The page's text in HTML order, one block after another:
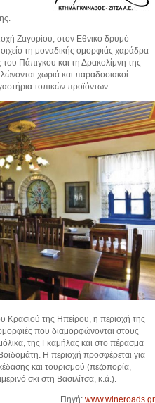
Ζαγορίου, στον Εθνικό δρυμό
τη μοναδικής ομορφιάς χαράδρα
του Πάπιγκου και τη Δρακολίμνη της
χωριά και παραδοσιακοί
τοπικών προϊόντων.
Κρασιού της Ηπείρου, η περιοχή της
που διαμορφώνονται στους
της Γκαμήλας και στο πέρασμα
Η περιοχή προσφέρεται για
και τουρισμού (πεζοπορία,
σκι στη Βασιλίτσα, κ.ά.).
Πηγή: www.wineroads.gr